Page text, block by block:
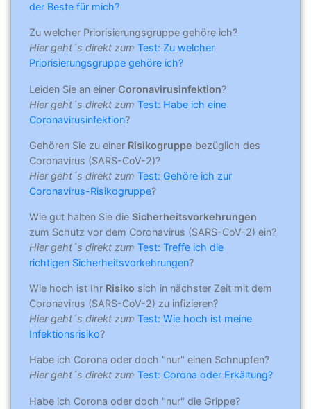
der Beste für mich?
Zu welcher Priorisierungsgruppe gehöre ich?
Hier geht´s direkt zum Test: Zu welcher
Priorisierungsgruppe gehöre ich?
Leiden Sie an einer Coronavirusinfektion?
Hier geht´s direkt zum Test: Habe ich eine
Coronavirusinfektion?
Gehören Sie zu einer Risikogruppe bezüglich des
Coronavirus (SARS-CoV-2)?
Hier geht´s direkt zum Test: Gehöre ich zur
Coronavirus-Risikogruppe?
Wie gut halten Sie die Sicherheitsvorkehrungen
zum Schutz vor dem Coronavirus (SARS-CoV-2) ein?
Hier geht´s direkt zum Test: Treffe ich die
richtigen Sicherheitsvorkehrungen?
Wie hoch ist Ihr Risiko sich in nächster Zeit mit dem
Coronavirus (SARS-CoV-2) zu infizieren?
Hier geht´s direkt zum Test: Wie hoch ist meine
Infektionsrisiko?
Habe ich Corona oder doch "nur" einen Schnupfen?
Hier geht´s direkt zum Test: Corona oder Erkältung?
Habe ich Corona oder doch "nur" die Grippe?